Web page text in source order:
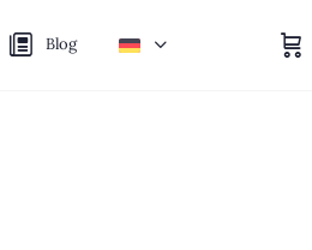
Blog